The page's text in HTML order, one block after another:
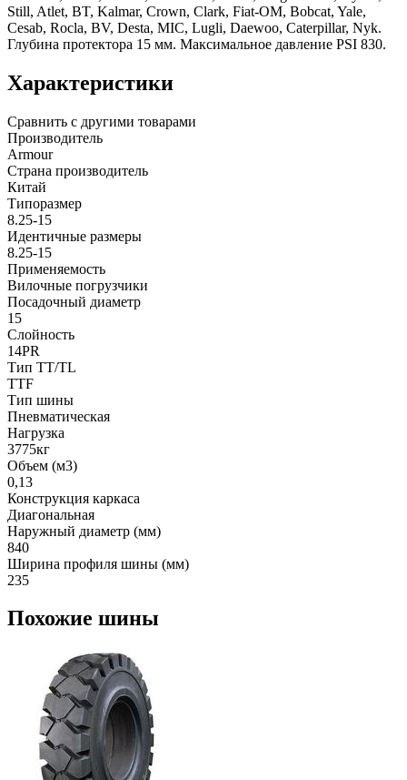
Still, Atlet, BT, Kalmar, Crown, Clark, Fiat-OM, Bobcat, Yale,
Cesab, Rocla, BV, Desta, MIC, Lugli, Daewoo, Caterpillar, Nyk.
Глубина протектора 15 мм. Максимальное давление PSI 830.
Характеристики
Сравнить с другими товарами
Производитель
Armour
Страна производитель
Китай
Типоразмер
8.25-15
Идентичные размеры
8.25-15
Применяемость
Вилочные погрузчики
Посадочный диаметр
15
Слойность
14PR
Тип TT/TL
TTF
Тип шины
Пневматическая
Нагрузка
3775кг
Объем (м3)
0,13
Конструкция каркаса
Диагональная
Наружный диаметр (мм)
840
Ширина профиля шины (мм)
235
Похожие шины